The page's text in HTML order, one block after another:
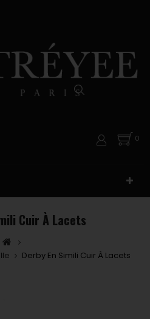
0
Cuir À Lacets
Derby En Simili Cuir À Lacets